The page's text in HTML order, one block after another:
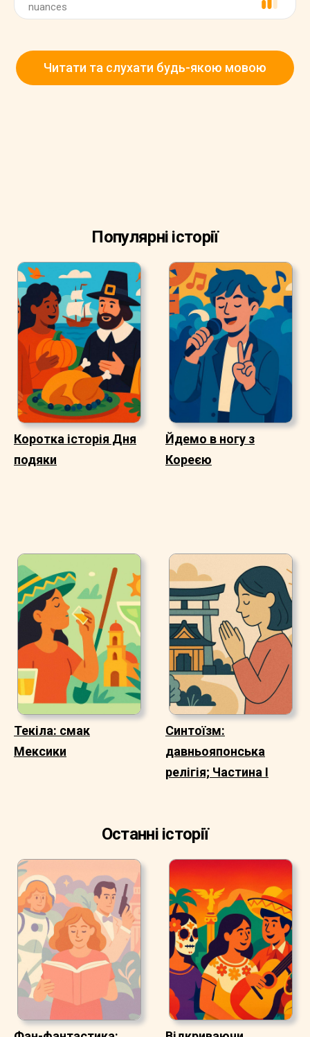
nuances
Читати та слухати будь-якою мовою
Популярні історії
Коротка історія Дня
подяки
Йдемо в ногу з
Кореєю
Текіла: смак
Мексики
Синтоїзм:
давньояпонська
релігія; Частина I
Останні історії